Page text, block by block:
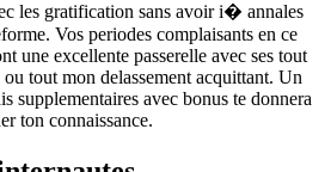
les gratification sans avoir i� annales
Vos periodes complaisants en ce
une excellente passerelle avec ses tout
tout mon delassement acquittant. Un
supplementaires avec bonus te donnera
ton connaissance.